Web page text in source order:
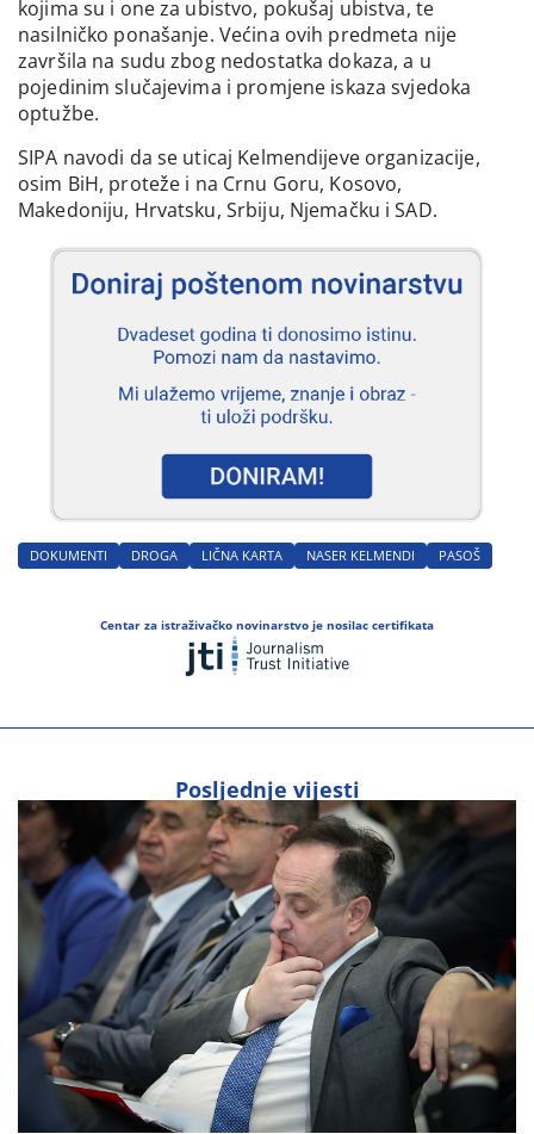
kojima su i one za ubistvo, pokušaj ubistva, te
nasilničko ponašanje. Većina ovih predmeta nije
završila na sudu zbog nedostatka dokaza, a u
pojedinim slučajevima i promjene iskaza svjedoka
optužbe.
SIPA navodi da se uticaj Kelmendijeve organizacije,
osim BiH, proteže i na Crnu Goru, Kosovo,
Makedoniju, Hrvatsku, Srbiju, Njemačku i SAD.
DOKUMENTI DROGA LIČNA KARTA NASER KELMENDI PASOŠ
Centar za istraživačko novinarstvo je nosilac certifikata
Posljednje vijesti